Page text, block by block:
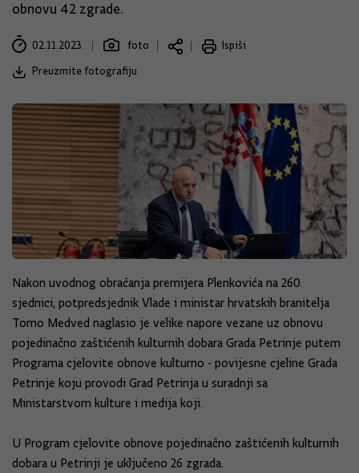
obnovu 42 zgrade.
02.11.2023. foto
Ispiši
Preuzmite fotografiju
Nakon uvodnog obraćanja premijera Plenkovića na 260.
sjednici, potpredsjednik Vlade i ministar hrvatskih branitelja
Tomo Medved naglasio je velike napore vezane uz obnovu
pojedinačno zaštićenih kulturnih dobara Grada Petrinje putem
Programa cjelovite obnove kulturno - povijesne cjeline Grada
Petrinje koju provodi Grad Petrinja u suradnji sa
Ministarstvom kulture i medija koji.
U Program cjelovite obnove pojedinačno zaštićenih kulturnih
dobara u Petrinji je uključeno 26 zgrada.